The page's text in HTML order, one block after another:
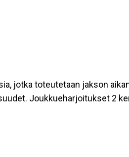
jotka toteutetaan jakson
Joukkueharjoitukset 2